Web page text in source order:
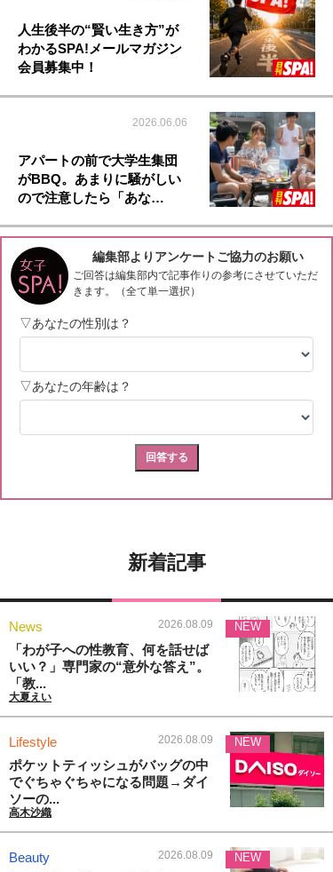
人生後半の“賢い生き方”が
わかるSPA!メールマガジン
会員募集中！
2026.06.06
アパートの前で大学生集団
がBBQ。あまりに騒がしい
ので注意したら「あな…
新着記事
News 2026.08.09
「わが子への性教育、何を話せば
いい？」専門家の“意外な答え”。
「教...
大夏えい
NEW
Lifestyle 2026.08.09
ポケットティッシュがバッグの中
でぐちゃぐちゃになる問題→ダイ
ソーの...
高木沙織
NEW
Beauty 2026.08.09 NEW